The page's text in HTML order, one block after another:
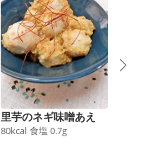
里芋のネギ味噌あえ
80kcal 食塩 0.7g